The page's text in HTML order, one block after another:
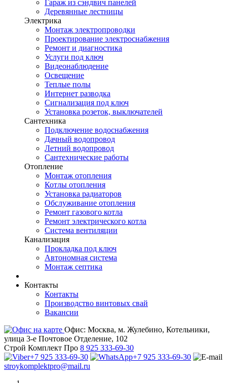
Гараж из сэндвич панелей
Деревянные лестницы
Электрика
Монтаж электропроводки
Проектирование электроснабжения
Ремонт и диагностика
Услуги под ключ
Видеонаблюдение
Освещение
Теплые полы
Интернет разводка
Сигнализация под ключ
Установка розеток, выключателей
Сантехника
Подключение водоснабжения
Дачный водопровод
Летний водопровод
Сантехнические работы
Отопление
Монтаж отопления
Котлы отопления
Установка радиаторов
Обслуживание отопления
Ремонт газового котла
Ремонт электрического котла
Система вентиляции
Канализация
Прокладка под ключ
Автономная система
Монтаж септика
Контакты
Контакты
Производство винтовых свай
Вакансии
Офис: Москва, м. Жулебино, Котельники,
улица 3-е Почтовое Отделение, 102
Строй Комплект Про 8 925 333-69-30
+7 925 333-69-30
+7 925 333-69-30
stroykomplektpro@mail.ru